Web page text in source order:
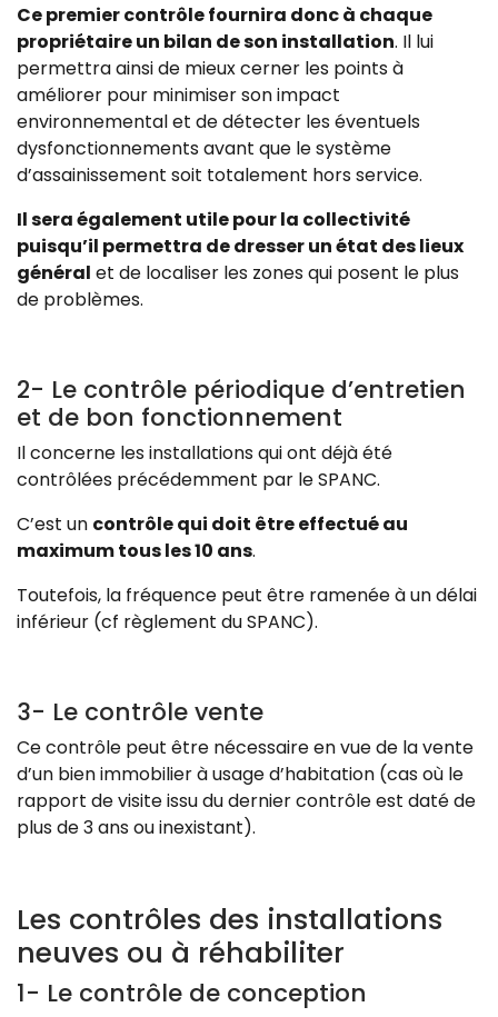
Ce premier contrôle fournira donc à chaque
propriétaire un bilan de son installation. Il lui
permettra ainsi de mieux cerner les points à
améliorer pour minimiser son impact
environnemental et de détecter les éventuels
dysfonctionnements avant que le système
d’assainissement soit totalement hors service.
Il sera également utile pour la collectivité
puisqu’il permettra de dresser un état des lieux
général et de localiser les zones qui posent le plus
de problèmes.
2- Le contrôle périodique d’entretien
et de bon fonctionnement
Il concerne les installations qui ont déjà été
contrôlées précédemment par le SPANC.
C’est un contrôle qui doit être effectué au
maximum tous les 10 ans.
Toutefois, la fréquence peut être ramenée à un délai
inférieur (cf règlement du SPANC).
3- Le contrôle vente
Ce contrôle peut être nécessaire en vue de la vente
d’un bien immobilier à usage d’habitation (cas où le
rapport de visite issu du dernier contrôle est daté de
plus de 3 ans ou inexistant).
Les contrôles des installations
neuves ou à réhabiliter
1- Le contrôle de conception